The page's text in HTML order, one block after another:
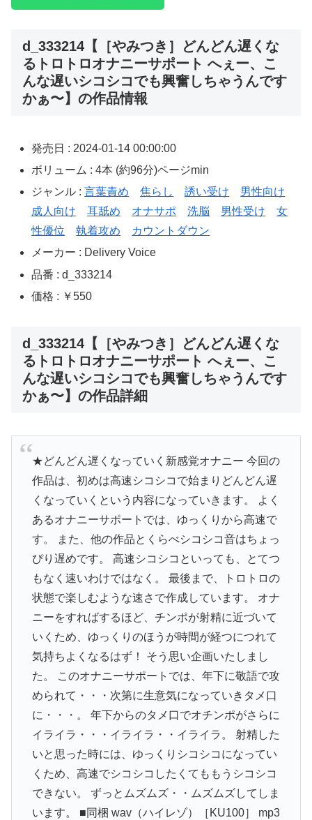
d_333214【［やみつき］どんどん遅くな
るトロトロオナニーサポート へぇー、こ
んな遅いシコシコでも興奮しちゃうんです
かぁ〜】の作品情報
発売日 : 2024-01-14 00:00:00
ボリューム : 4本 (約96分)ページmin
ジャンル :言葉責め 焦らし 誘い受け
男性向け
成人向け
耳舐め オナサポ 洗脳 男性受け
女
性優位
執着攻め
カウントダウン
メーカー : Delivery Voice
品番 : d_333214
価格 : ￥550
d_333214【［やみつき］どんどん遅くな
るトロトロオナニーサポート へぇー、こ
んな遅いシコシコでも興奮しちゃうんです
かぁ〜】の作品詳細
★どんどん遅くなっていく新感覚オナニー 今回の
作品は、初めは高速シコシコで始まりどんどん遅
くなっていくという内容になっていきます。 よく
あるオナニーサポートでは、ゆっくりから高速で
す。 また、他の作品とくらべシコシコ音はちょっ
ぴり遅めです。 高速シコシコといっても、とてつ
もなく速いわけではなく。 最後まで、トロトロの
状態で楽しむような速さで作成しています。 オナ
ニーをすればするほど、チンポが射精に近づいて
いくため、ゆっくりのほうが時間が経つにつれて
気持ちよくなるはず！ そう思い企画いたしまし
た。 このオナニーサポートでは、年下に敬語で攻
められて・・・次第に生意気になっていきタメ口
に・・・。 年下からのタメ口でオチンポがさらに
イライラ・・・イライラ・・イライラ。 射精した
いと思った時には、ゆっくりシコシコになってい
くため、高速でシコシコしたくてももうシコシコ
できない。 ずっとムズムズ・・ムズムズしてしま
います。 ■同梱 wav（ハイレゾ）［KU100］ mp3